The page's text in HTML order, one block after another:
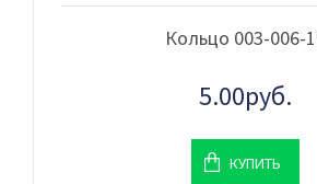
Кольцо 003-006-
5.00руб.
КУПИТЬ